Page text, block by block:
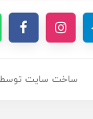
ساخت سایت توسط